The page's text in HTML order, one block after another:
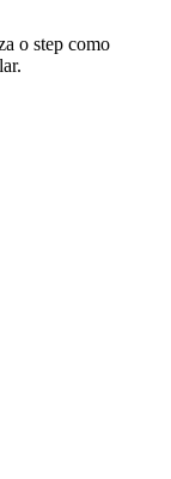
o step como